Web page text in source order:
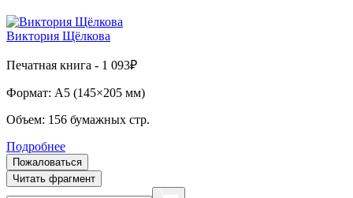
Виктория Щёлкова
Печатная книга - 1 093₽
Формат: A5 (145×205 мм)
Объем: 156 бумажных стр.
Подробнее
Пожаловаться
Читать фрагмент